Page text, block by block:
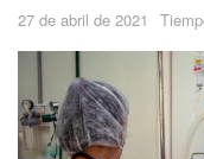
27 de abril de 2021